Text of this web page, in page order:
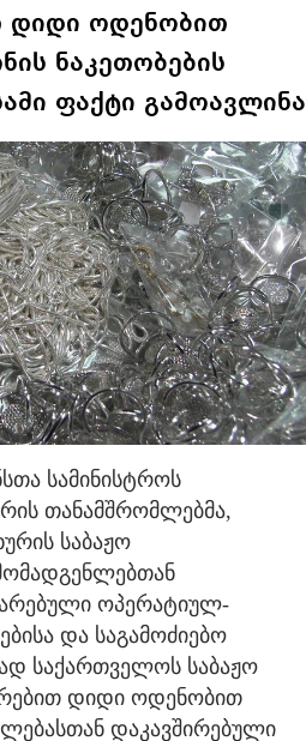
დიდი ოდენობით
ნაკეთობების
ფაქტი გამოავლინა
სამინისტროს
თანამშრომლებმა,
საბაჟო
ოპერატიულ-
და საგამოძიებო
საქართველოს საბაჟო
დიდი ოდენობით
დაკავშირებული